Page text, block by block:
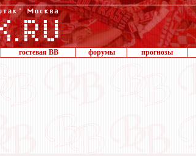
гостевая ВВ форумы прогнозы